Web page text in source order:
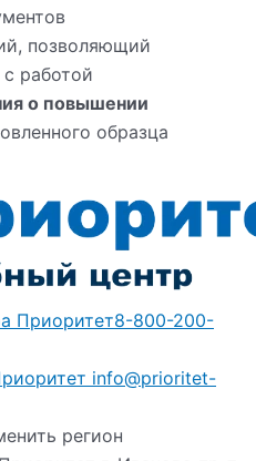
позволяющий
работой
о повышении
образца
8-800-200-
info@prioritet-